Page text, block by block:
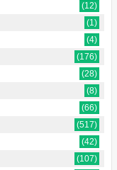
(12)
(1)
(4)
(176)
(28)
(8)
(66)
(517)
(42)
(107)